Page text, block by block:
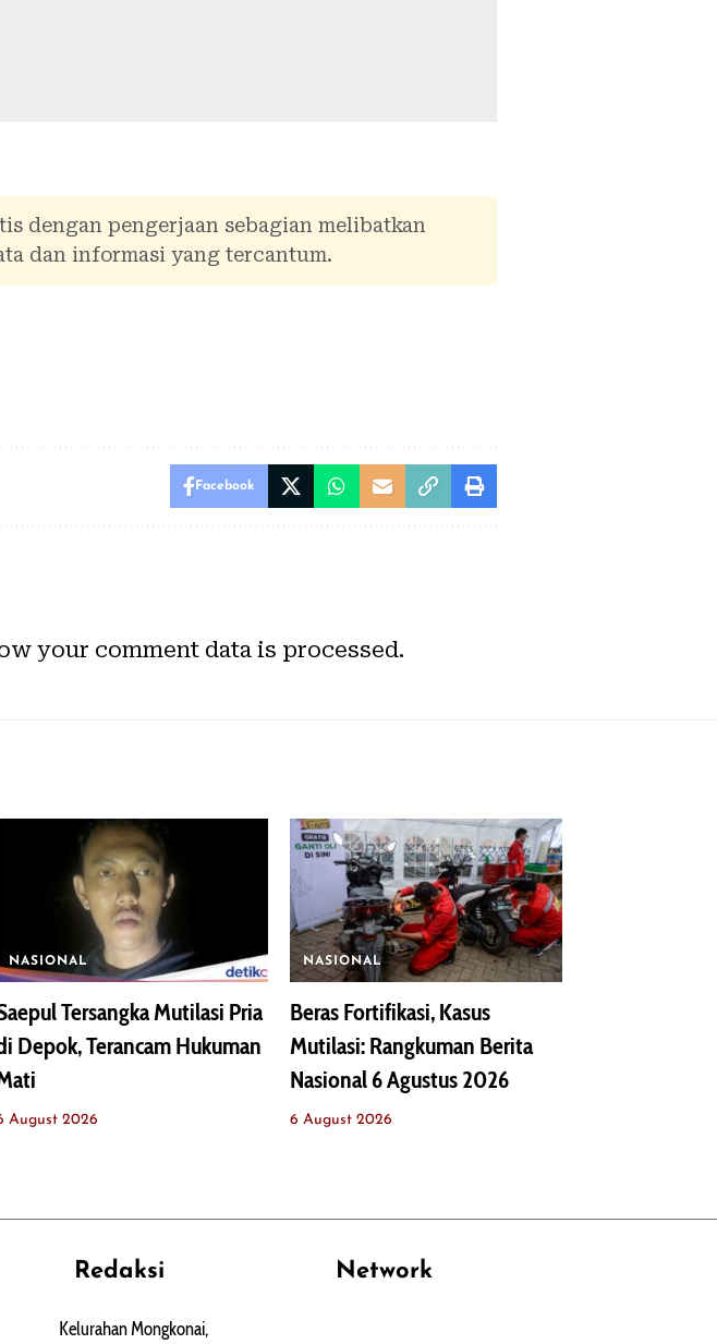
dengan pengerjaan sebagian melibatkan
dan informasi yang tercantum.
Facebook
your comment data is processed.
NASIONAL
Tersangka Mutilasi Pria
Depok, Terancam Hukuman
August 2026
NASIONAL
Beras Fortifikasi, Kasus
Mutilasi: Rangkuman Berita
Nasional 6 Agustus 2026
6 August 2026
Redaksi
Kelurahan Mongkonai,
Network